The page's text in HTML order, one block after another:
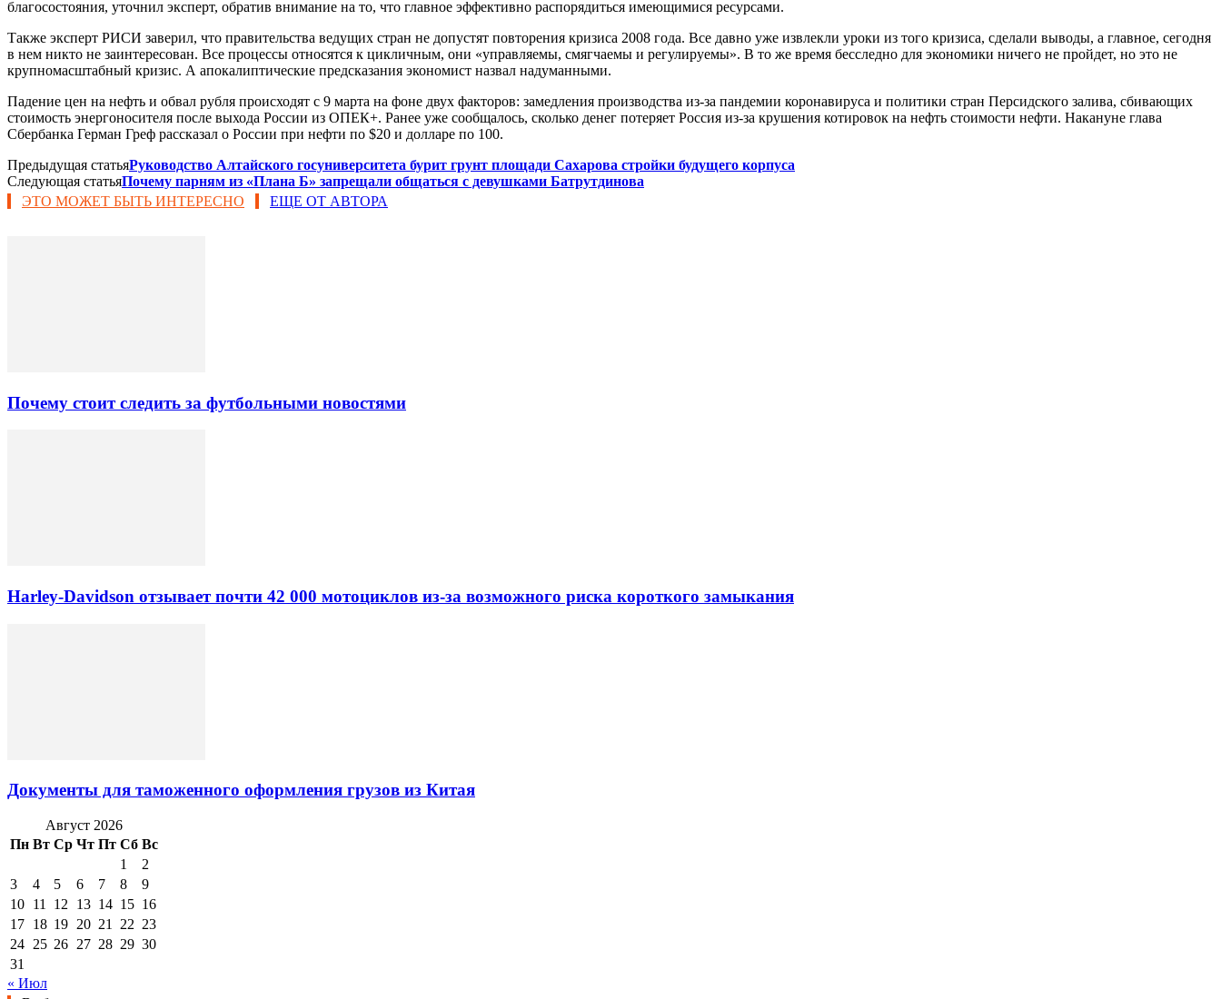
благосостояния, уточнил эксперт, обратив внимание на то, что главное эффективно распорядиться имеющимися ресурсами.
Также эксперт РИСИ заверил, что правительства ведущих стран не допустят повторения кризиса 2008 года. Все давно уже извлекли уроки из того кризиса, сделали выводы, а главное, сегодня
в нем никто не заинтересован. Все процессы относятся к цикличным, они «управляемы, смягчаемы и регулируемы». В то же время бесследно для экономики ничего не пройдет, но это не
крупномасштабный кризис. А апокалиптические предсказания экономист назвал надуманными.
Падение цен на нефть и обвал рубля происходят с 9 марта на фоне двух факторов: замедления производства из-за пандемии коронавируса и политики стран Персидского залива, сбивающих
стоимость энергоносителя после выхода России из ОПЕК+. Ранее уже сообщалось, сколько денег потеряет Россия из-за крушения котировок на нефть стоимости нефти. Накануне глава
Сбербанка Герман Греф рассказал о России при нефти по $20 и долларе по 100.
Предыдущая статьяРуководство Алтайского госуниверситета бурит грунт площади Сахарова стройки будущего корпуса
Следующая статьяПочему парням из «Плана Б» запрещали общаться с девушками Батрутдинова
ЭТО МОЖЕТ БЫТЬ ИНТЕРЕСНО
ЕЩЕ ОТ АВТОРА
Почему стоит следить за футбольными новостями
Harley-Davidson отзывает почти 42 000 мотоциклов из-за возможного риска короткого замыкания
Документы для таможенного оформления грузов из Китая
Август 2026
Пн Вт Ср Чт Пт Сб Вс
1
2
3
4 5 6 7 8
9
10 11 12 13 14 15 16
17 18 19 20 21 22 23
24 25 26 27 28 29 30
31
« Июл